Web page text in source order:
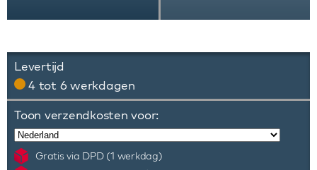
Levertijd
4 tot 6 werkdagen
Toon verzendkosten voor:
Gratis via DPD (1 werkdag)